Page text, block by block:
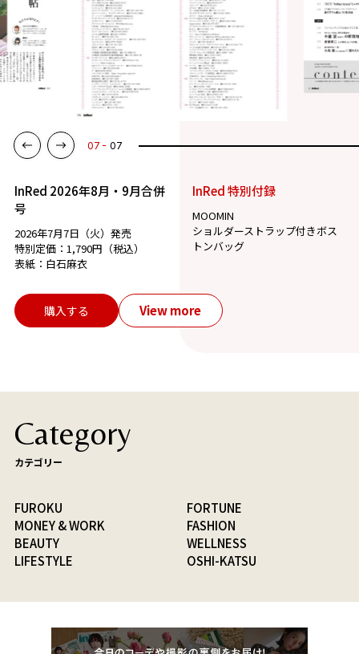
07 07
InRed 2026年8月・9月合併
号
2026年7月7日（火）発売
特別定価：1,790円（税込）
表紙：白石麻衣
InRed 特別付録
MOOMIN
ショルダーストラップ付きボス
トンバッグ
購入する View more
Category
カテゴリー
FUROKU
FORTUNE
MONEY & WORK
FASHION
BEAUTY
WELLNESS
LIFESTYLE
OSHI-KATSU